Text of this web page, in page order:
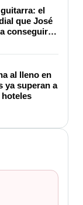
el
que José
conseguir
al lleno en
ya superan a
hoteles